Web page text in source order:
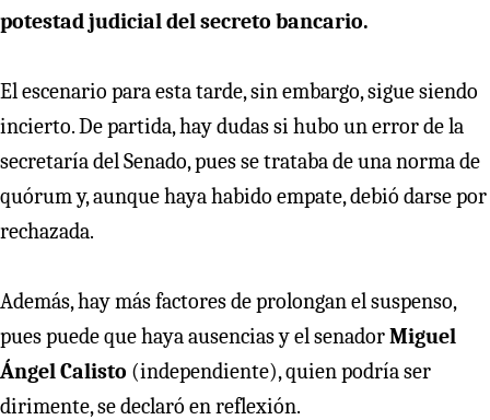
potestad judicial del secreto bancario.
El escenario para esta tarde, sin embargo, sigue siendo
incierto. De partida, hay dudas si hubo un error de la
secretaría del Senado, pues se trataba de una norma de
quórum y, aunque haya habido empate, debió darse por
rechazada.
Además, hay más factores de prolongan el suspenso,
pues puede que haya ausencias y el senadorMiguel
Ángel Calisto (independiente), quien podría ser
dirimente, se declaró en reflexión.